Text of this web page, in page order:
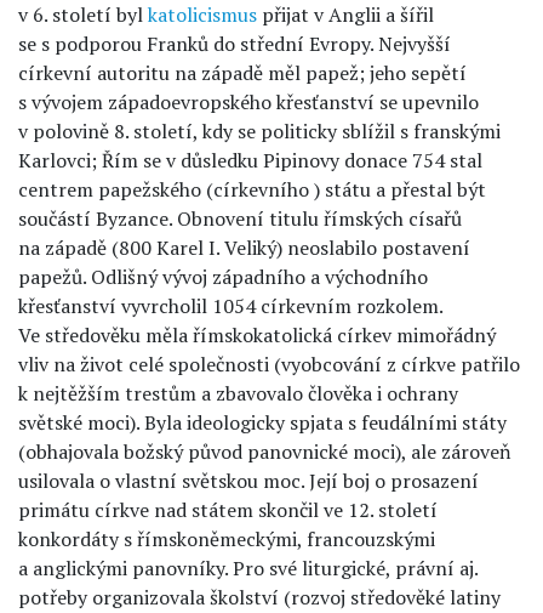
v 6. století bylkatolicismus přijat v Anglii a šířil
se s podporou Franků do střední Evropy. Nejvyšší
církevní autoritu na západě měl papež; jeho sepětí
s vývojem západoevropského křesťanství se upevnilo
v polovině 8. století, kdy se politicky sblížil s franskými
Karlovci; Řím se v důsledku Pipinovy donace 754 stal
centrem papežského (církevního ) státu a přestal být
součástí Byzance. Obnovení titulu římských císařů
na západě (800 Karel I. Veliký) neoslabilo postavení
papežů. Odlišný vývoj západního a východního
křesťanství vyvrcholil 1054 církevním rozkolem.
Ve středověku měla římskokatolická církev mimořádný
vliv na život celé společnosti (vyobcování z církve patřilo
k nejtěžším trestům a zbavovalo člověka i ochrany
světské moci). Byla ideologicky spjata s feudálními státy
(obhajovala božský původ panovnické moci), ale zároveň
usilovala o vlastní světskou moc. Její boj o prosazení
primátu církve nad státem skončil ve 12. století
konkordáty s římskoněmeckými, francouzskými
a anglickými panovníky. Pro své liturgické, právní aj.
potřeby organizovala školství (rozvoj středověké latiny